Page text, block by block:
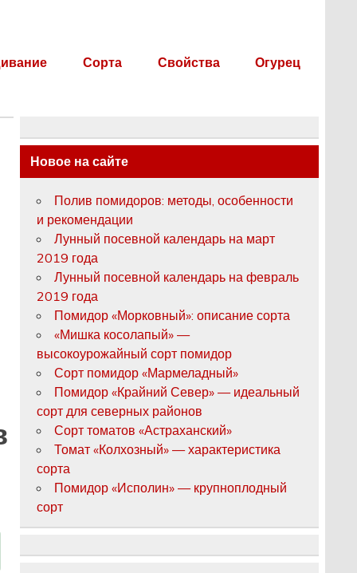
Сорта Свойства Огурец
Новое на сайте
Полив помидоров: методы, особенности
и рекомендации
Лунный посевной календарь на март
2019 года
Лунный посевной календарь на февраль
2019 года
Помидор «Морковный»: описание сорта
«Мишка косолапый» —
высокоурожайный сорт помидор
Сорт помидор «Мармеладный»
Помидор «Крайний Север» — идеальный
сорт для северных районов
Сорт томатов «Астраханский»
Томат «Колхозный» — характеристика
сорта
Помидор «Исполин» — крупноплодный
сорт